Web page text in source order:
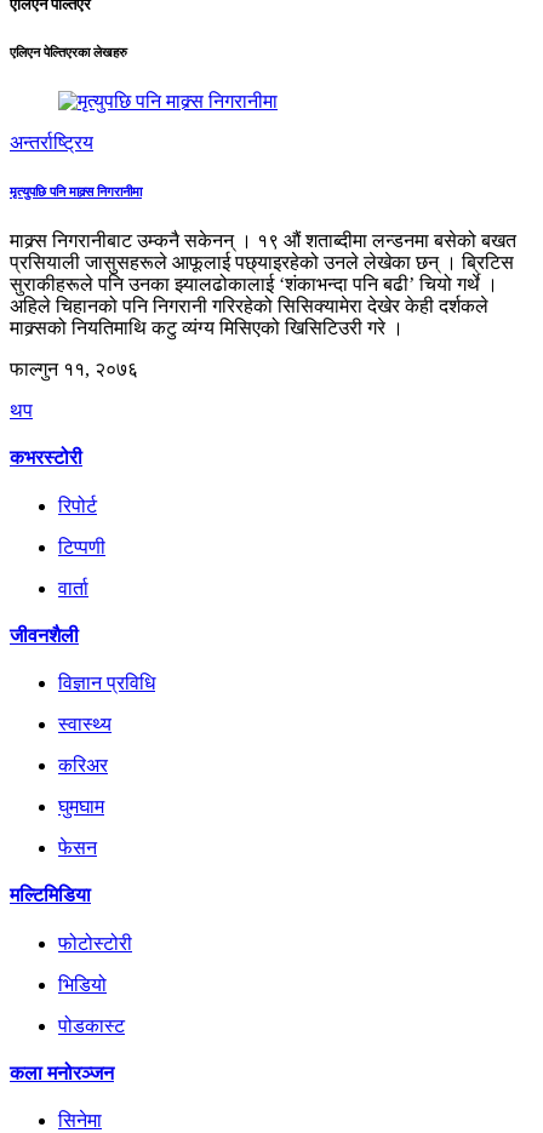
एलिएन पेल्तिएर
एलिएन पेल्तिएरका लेखहरु
अन्तर्राष्ट्रिय
मृत्युपछि पनि माक्र्स निगरानीमा
माक्र्स निगरानीबाट उम्कनै सकेनन् । १९ औं शताब्दीमा लन्डनमा बसेको बखत
प्रसियाली जासुसहरूले आफूलाई पछ्याइरहेको उनले लेखेका छन् । ब्रिटिस
सुराकीहरूले पनि उनका झ्यालढोकालाई ‘शंकाभन्दा पनि बढी’ चियो गर्थे ।
अहिले चिहानको पनि निगरानी गरिरहेको सिसिक्यामेरा देखेर केही दर्शकले
माक्र्सको नियतिमाथि कटु व्यंग्य मिसिएको खिसिटिउरी गरे ।
फाल्गुन ११, २०७६
थप
कभरस्टोरी
रिपोर्ट
टिप्पणी
वार्ता
जीवनशैली
विज्ञान प्रविधि
स्वास्थ्य
करिअर
घुमघाम
फेसन
मल्टिमिडिया
फोटोस्टोरी
भिडियो
पोडकास्ट
कला मनोरञ्जन
सिनेमा